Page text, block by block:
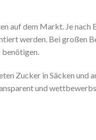
auf dem Markt. Je nach
werden. Bei großen
benötigen.
Zucker in Säcken und
und